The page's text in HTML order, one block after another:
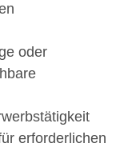
oder
erforderlichen